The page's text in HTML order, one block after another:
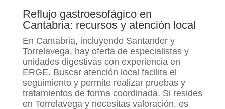
Reflujo gastroesofágico en
Cantabria: recursos y atención local
En Cantabria, incluyendo Santander y
Torrelavega, hay oferta de especialistas y
unidades digestivas con experiencia en
ERGE. Buscar atención local facilita el
seguimiento y permite realizar pruebas y
tratamientos de forma coordinada. Si resides
en Torrelavega y necesitas valoración, es